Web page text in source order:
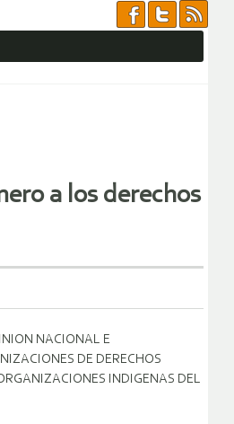
a los derechos
NACIONAL E
DE DERECHOS
INDIGENAS DEL